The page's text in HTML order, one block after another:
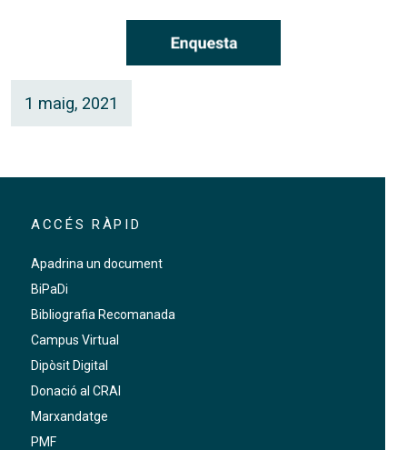
1 maig, 2021
ACCÉS RÀPID
Apadrina un document
BiPaDi
Bibliografia Recomanada
Campus Virtual
Dipòsit Digital
Donació al CRAI
Marxandatge
PMF